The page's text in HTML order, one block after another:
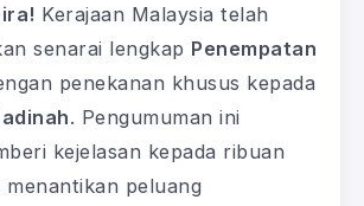
Kerajaan Malaysia telah
senarai lengkap Penempatan
penekanan khusus kepada
. Pengumuman ini
kejelasan kepada ribuan
menantikan peluang